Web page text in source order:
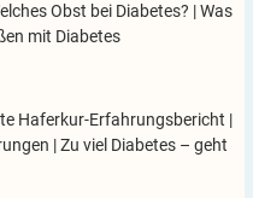
Obst bei Diabetes? |Was
mit Diabetes
Haferkur-Erfahrungsbericht |
|Zu viel Diabetes – geht